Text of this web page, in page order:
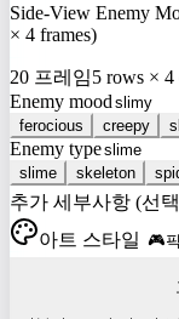
Side-View Enemy
× 4 frames)
20 프레임5 rows × 4
Enemy mood
ferocious creepy
Enemy type
slime skeleton
추가 세부사항 (선
아트 스타일 🎮